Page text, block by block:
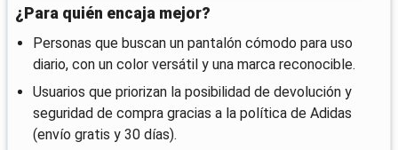
¿Para quién encaja mejor?
Personas que buscan un pantalón cómodo para uso
diario, con un color versátil y una marca reconocible.
Usuarios que priorizan la posibilidad de devolución y
seguridad de compra gracias a la política de Adidas
(envío gratis y 30 días).